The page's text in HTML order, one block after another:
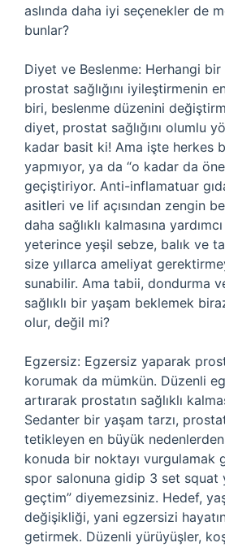
aslında daha iyi seçenekler de
bunlar?
Diyet ve Beslenme: Herhangi
prostat sağlığını iyileştirmenin
biri, beslenme düzenini
diyet, prostat sağlığını olumlu
kadar basit ki! Ama işte herkes
yapmıyor, ya da “o kadar da
geçiştiriyor. Anti-inflamatuar
asitleri ve lif açısından zengin
daha sağlıklı kalmasına
yeterince yeşil sebze, balık ve
size yıllarca ameliyat
sunabilir. Ama tabii, dondurma
sağlıklı bir yaşam beklemek
olur, değil mi?
Egzersiz: Egzersiz yaparak
korumak da mümkün. Düzenli
artırarak prostatın sağlıklı
Sedanter bir yaşam tarzı, prostat
tetikleyen en büyük
konuda bir noktayı vurgulamak
spor salonuna gidip 3 set squat
geçtim” diyemezsiniz. Hedef,
değişikliği, yani egzersizi
getirmek. Düzenli yürüyüşler,